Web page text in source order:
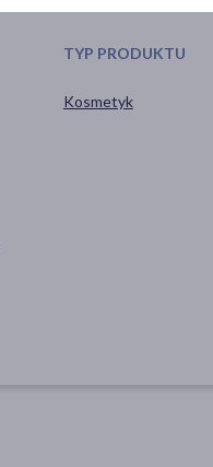
TYP PRODUKTU
Kosmetyk